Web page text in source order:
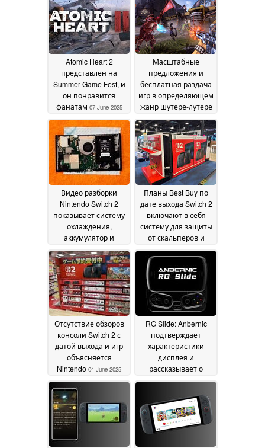
Atomic Heart 2
представлен на
Summer Game Fest, и
он понравится
фанатам 07 June 2025
Масштабные
предложения и
бесплатная раздача
игр в определяющем
жанр шутере-лутере
привели к 4-
кратному
увеличению числа
игроков за одну ночь
07 June 2025
Видео разборки
Nintendo Switch 2
показывает систему
охлаждения,
аккумулятор и
материнскую плату в
деталях05 June 2025
Планы Best Buy по
дате выхода Switch 2
включают в себя
систему для защиты
от скальперов и
отсутствие онлайн-
продаж консоли04
June 2025
Отсутствие обзоров
консоли Switch 2 с
датой выхода и игр
объясняется
Nintendo 04 June 2025
RG Slide: Anbernic
подтверждает
характеристики
дисплея и
рассказывает о
возможностях
Wii для нового
карманного игрового
портативного
устройства